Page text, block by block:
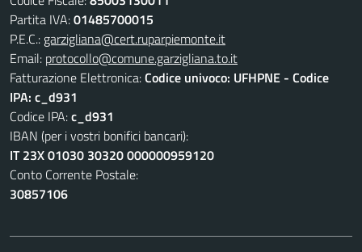
Partita IVA:01485700015
P.E.C.: garzigliana@cert.ruparpiemonte.it
Email: protocollo@comune.garzigliana.to.it
Fatturazione Elettronica:Codice univoco: UFHPNE - Codice
IPA: c_d931
Codice IPA:c_d931
IBAN (per i vostri bonifici bancari):
IT 23X 01030 30320 000000959120
Conto Corrente Postale:
30857106